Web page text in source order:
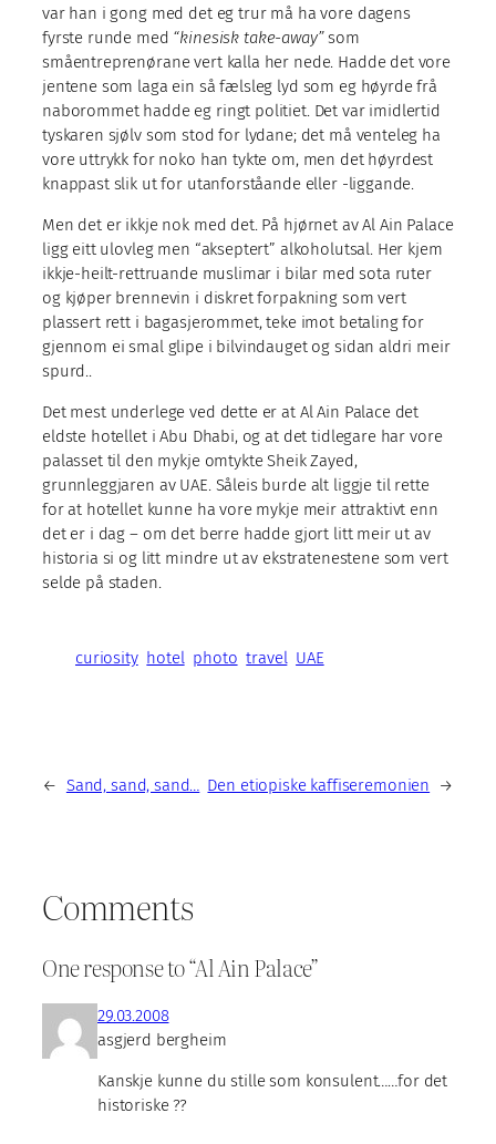
var han i gong med det eg trur må ha vore dagens
fyrste runde med “kinesisk take-away”som
småentreprenørane vert kalla her nede. Hadde det vore
jentene som laga ein så fælsleg lyd som eg høyrde frå
naborommet hadde eg ringt politiet. Det var imidlertid
tyskaren sjølv som stod for lydane; det må venteleg ha
vore uttrykk for noko han tykte om, men det høyrdest
knappast slik ut for utanforståande eller -liggande.
Men det er ikkje nok med det. På hjørnet av Al Ain Palace
ligg eitt ulovleg men “akseptert” alkoholutsal. Her kjem
ikkje-heilt-rettruande muslimar i bilar med sota ruter
og kjøper brennevin i diskret forpakning som vert
plassert rett i bagasjerommet, teke imot betaling for
gjennom ei smal glipe i bilvindauget og sidan aldri meir
spurd..
Det mest underlege ved dette er at Al Ain Palace det
eldste hotellet i Abu Dhabi, og at det tidlegare har vore
palasset til den mykje omtykte Sheik Zayed,
grunnleggjaren av UAE. Såleis burde alt liggje til rette
for at hotellet kunne ha vore mykje meir attraktivt enn
det er i dag – om det berre hadde gjort litt meir ut av
historia si og litt mindre ut av ekstratenestene som vert
selde på staden.
curiosity hotel photo travel UAE
← Sand, sand, sand… Den etiopiske kaffiseremonien →
Comments
One response to “Al Ain Palace”
29.03.2008
asgjerd bergheim
Kanskje kunne du stille som konsulent……for det
historiske ??